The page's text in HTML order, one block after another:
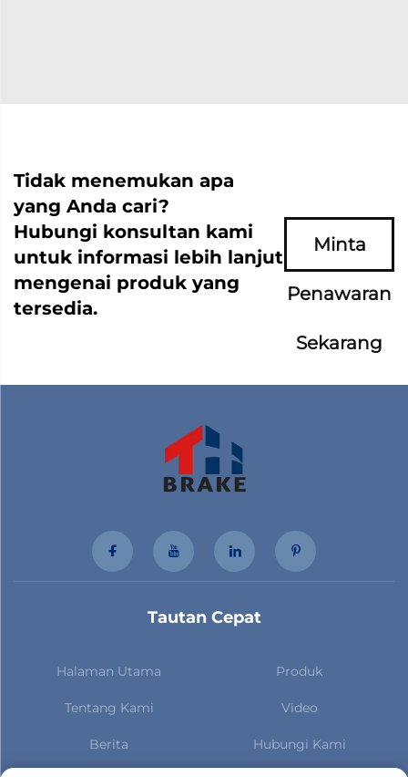
Tidak menemukan apa
yang Anda cari?
Hubungi konsultan kami
untuk informasi lebih lanjut
mengenai produk yang
tersedia.
Minta
Penawaran
Sekarang
Tautan Cepat
Halaman Utama Produk
Tentang Kami Video
Berita Hubungi Kami